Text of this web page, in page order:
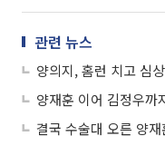
관련 뉴스
양의지, 홈런 치고 심
양재훈 이어 김정우
결국 수술대 오른 양